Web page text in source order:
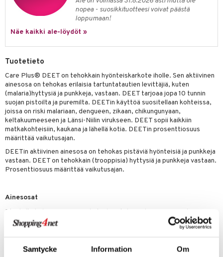
Samtycke Information Om
nopea - suosikkituotteesi voivat päästä
loppumaan!
Näe kaikki ale-löydöt »
Tuotetieto
Care Plus® DEET on tehokkain hyönteiskarkote iholle. Sen aktiivinen
ainesosa on tehokas erilaisia tartuntatautien levittäjiä, kuten
(malaria)hyttysiä ja punkkeja, vastaan. DEET tarjoaa jopa 10 tunnin
suojan pistoilta ja puremilta. DEETin käyttöä suositellaan kohteissa,
joissa on riski malariaan, dengueen, zikaan, chikungunyaan,
keltakuumeeseen ja Länsi-Niilin virukseen. DEET sopii kaikkiin
matkakohteisiin, kaukana ja lähellä kotia. DEETin prosenttiosuus
määrittää vaikutusajan.
DEETin aktiivinen ainesosa on tehokas pistäviä hyönteisiä ja punkkeja
vastaan. DEET on tehokkain (trooppisia) hyttysiä ja punkkeja vastaan.
Prosenttiosuus määrittää vaikutusajan.
Ainesosat
Etyylialkoholi, DEET - N,N-dietyyli-m-toluamidi, Propan-2-oli
ACPAI-DL-60
& Mineraalit
ruoalle
intoleranssi
nenä
vuoto & tukkoisuus
& vastauksia